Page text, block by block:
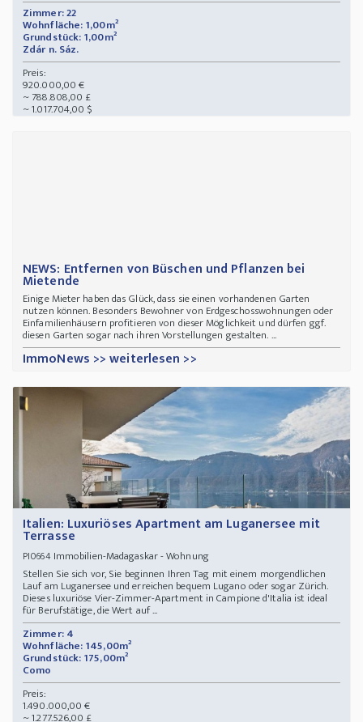
Zimmer: 22
Wohnfläche: 1,00m²
Grundstück: 1,00m²
Zdár n. Sáz.
Preis:
920.000,00 €
~ 788.808,00 £
~ 1.017.704,00 $
NEWS: Entfernen von Büschen und Pflanzen bei
Mietende
Einige Mieter haben das Glück, dass sie einen vorhandenen Garten
nutzen können. Besonders Bewohner von Erdgeschosswohnungen oder
Einfamilienhäusern profitieren von dieser Möglichkeit und dürfen ggf.
diesen Garten sogar nach ihren Vorstellungen gestalten. ...
ImmoNews >> weiterlesen >>
Italien: Luxuriöses Apartment am Luganersee mit
Terrasse
PI0664Immobilien-Madagaskar - Wohnung
Stellen Sie sich vor, Sie beginnen Ihren Tag mit einem morgendlichen
Lauf am Luganersee und erreichen bequem Lugano oder sogar Zürich.
Dieses luxuriöse Vier-Zimmer-Apartment in Campione d'Italia ist ideal
für Berufstätige, die Wert auf ...
Zimmer: 4
Wohnfläche: 145,00m²
Grundstück: 175,00m²
Como
Preis:
1.490.000,00 €
~ 1.277.526,00 £